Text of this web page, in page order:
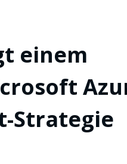
einem
Strategie